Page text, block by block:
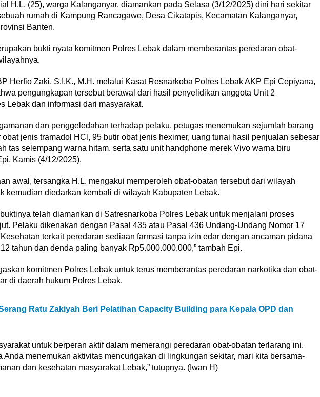
H.L. (25), warga Kalanganyar, diamankan pada Selasa (3/12/2025) dini hari sekitar
rumah di Kampung Rancagawe, Desa Cikatapis, Kecamatan Kalanganyar,
Banten.
bukti nyata komitmen Polres Lebak dalam memberantas peredaran obat-
Herfio Zaki, S.I.K., M.H. melalui Kasat Resnarkoba Polres Lebak AKP Epi Cepiyana,
pengungkapan tersebut berawal dari hasil penyelidikan anggota Unit 2
Lebak dan informasi dari masyarakat.
dan penggeledahan terhadap pelaku, petugas menemukan sejumlah barang
obat jenis tramadol HCl, 95 butir obat jenis heximer, uang tunai hasil penjualan sebesar
tas selempang warna hitam, serta satu unit handphone merek Vivo warna biru
Kamis (4/12/2025).
awal, tersangka H.L. mengakui memperoleh obat-obatan tersebut dari wilayah
kemudian diedarkan kembali di wilayah Kabupaten Lebak.
telah diamankan di Satresnarkoba Polres Lebak untuk menjalani proses
Pelaku dikenakan dengan Pasal 435 atau Pasal 436 Undang-Undang Nomor 17
terkait peredaran sediaan farmasi tanpa izin edar dengan ancaman pidana
tahun dan denda paling banyak Rp5.000.000.000,” tambah Epi.
komitmen Polres Lebak untuk terus memberantas peredaran narkotika dan obat-
di daerah hukum Polres Lebak.
Ratu Zakiyah Beri Pelatihan Capacity Building para Kepala OPD dan
untuk berperan aktif dalam memerangi peredaran obat-obatan terlarang ini.
Anda menemukan aktivitas mencurigakan di lingkungan sekitar, mari kita bersama-
dan kesehatan masyarakat Lebak,” tutupnya. (Iwan H)